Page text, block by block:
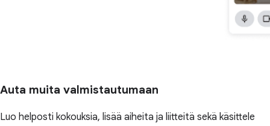
Auta muita valmistautumaan
Luo helposti kokouksia, lisää aiheita ja liitteitä sekä käsittele